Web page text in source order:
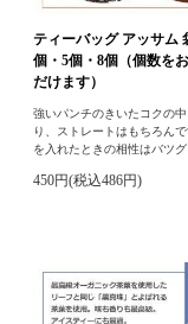
ティーバッグ アッサム
個・5個・8個（個数を
だけます）
強いパンチのきいたコクの
り、ストレートはもちろん
を入れたときの相性はバツグ
450円(税込486円)